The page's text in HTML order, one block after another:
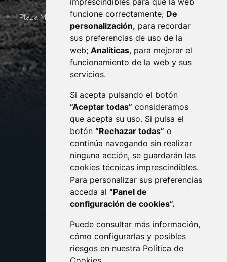
funcione correctamente; De
personalización, para recordar
sus preferencias de uso de la
web; Analíticas, para mejorar el
funcionamiento de la web y sus
servicios.
Si acepta pulsando el botón
“Aceptar todas” consideramos
que acepta su uso. Si pulsa el
botón “Rechazar todas” o
continúa navegando sin realizar
ninguna acción, se guardarán las
cookies técnicas imprescindibles.
Para personalizar sus preferencias
acceda al “Panel de
configuración de cookies”.
Puede consultar más información,
cómo configurarlas y posibles
riesgos en nuestra Política de
Plaza Mayor 4 22400 MONZÓN - ARAGÓN (ESPAÑA)
· (34) 974 400 700 ·
sac@monzon.es
monzon.es
CONTACTO
AVISO LEGAL
PROTECCIÓN DE DATOS
POLÍTICA DE COOKIES
ACCESIBILIDAD
ENLACE EXTERNO AL